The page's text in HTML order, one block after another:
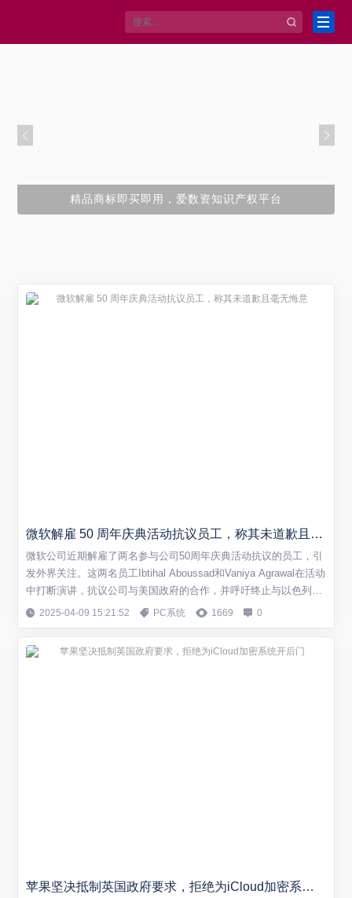
精品商标即买即用，爱数资知识产权平台
西部数码新用户注册免费赠送2660+元上云大礼包
宝塔服务器面板，一键全能部署及管理
微软解雇 50 周年庆典活动抗议员工，称其未道歉且毫无悔意
微软公司近期解雇了两名参与公司50周年庆典活动抗议的员工，引
发外界关注。这两名员工Ibtihal Aboussad和Vaniya Agrawal在活动
中打断演讲，抗议公司与美国政府的合作，并呼吁终止与以色列的
合同。 抗议行为与解雇决定 根据IT之家的报道，在微软50周年庆
2025-04-09 15:21:52 PC系统 1669 0
苹果坚决抵制英国政府要求，拒绝为iCloud加密系统开后门